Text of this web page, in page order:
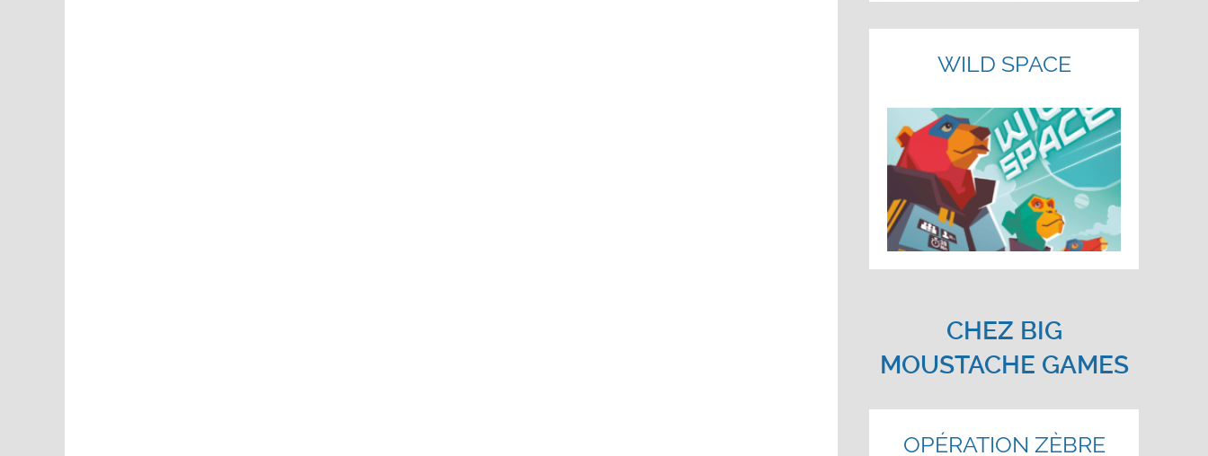
WILD SPACE
CHEZ BIG
MOUSTACHE GAMES
OPÉRATION ZÈBRE